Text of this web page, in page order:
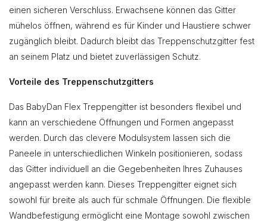
einen sicheren Verschluss. Erwachsene können das Gitter
mühelos öffnen, während es für Kinder und Haustiere schwer
zugänglich bleibt. Dadurch bleibt das Treppenschutzgitter fest
an seinem Platz und bietet zuverlässigen Schutz.
Vorteile des Treppenschutzgitters
Das BabyDan Flex Treppengitter ist besonders flexibel und
kann an verschiedene Öffnungen und Formen angepasst
werden. Durch das clevere Modulsystem lassen sich die
Paneele in unterschiedlichen Winkeln positionieren, sodass
das Gitter individuell an die Gegebenheiten Ihres Zuhauses
angepasst werden kann. Dieses Treppengitter eignet sich
sowohl für breite als auch für schmale Öffnungen. Die flexible
Wandbefestigung ermöglicht eine Montage sowohl zwischen